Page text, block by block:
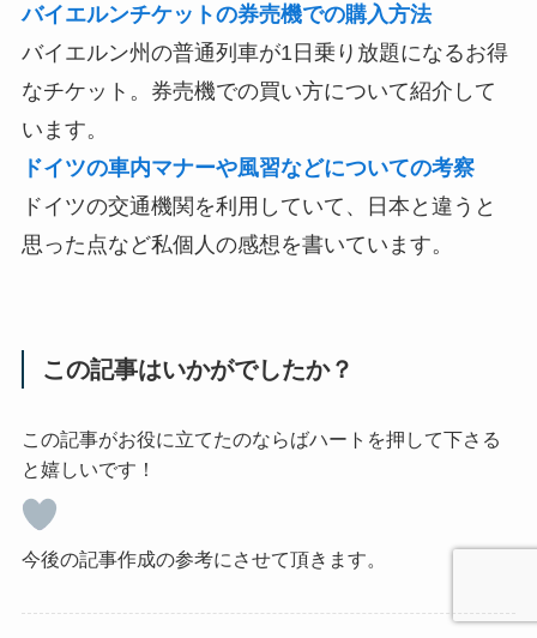
バイエルンチケットの券売機での購入方法
バイエルン州の普通列車が1日乗り放題になるお得
なチケット。券売機での買い方について紹介して
います。
ドイツの車内マナーや風習などについての考察
ドイツの交通機関を利用していて、日本と違うと
思った点など私個人の感想を書いています。
この記事はいかがでしたか？
この記事がお役に立てたのならばハートを押して下さる
と嬉しいです！
今後の記事作成の参考にさせて頂きます。